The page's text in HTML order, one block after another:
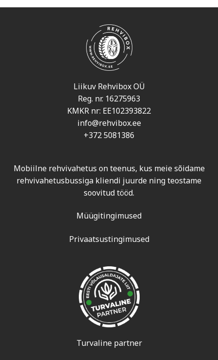
Liikuv Rehvibox OÜ
Reg. nr. 16275963
KMKR nr: EE102393822
info@rehvibox.ee
+372 5081386
Mobiilne rehvivahetus on teenus, kus meie sõidame
rehvivahetusbussiga kliendi juurde ning teostame
soovitud tööd.
Müügitingimused
Privaatsustingimused
Turvaline partner